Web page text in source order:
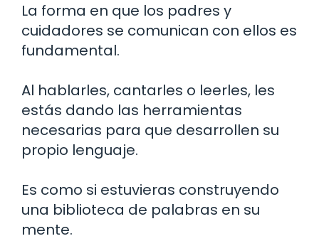
La forma en que los padres y
cuidadores se comunican con ellos es
fundamental.
Al hablarles, cantarles o leerles, les
estás dando las herramientas
necesarias para que desarrollen su
propio lenguaje.
Es como si estuvieras construyendo
una biblioteca de palabras en su
mente.